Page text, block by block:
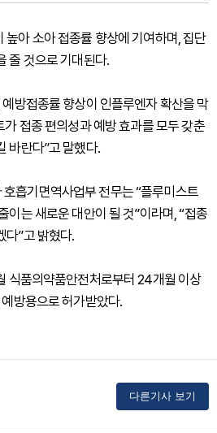
높아 소아 접종률 향상에 기여하며, 집단
줄 것으로 기대된다.
방접종률 향상이 인플루엔자 확산을 막
가 접종 편의성과 예방 효과를 모두 갖춘
바란다”고 말했다.
흡기면역사업부 전무는 “플루미스트
이는 새로운 대안이 될 것”이라며, “접종
다”고 밝혔다.
식품의약품안전처로부터 24개월 이상
방용으로 허가받았다.
다른기사 보기